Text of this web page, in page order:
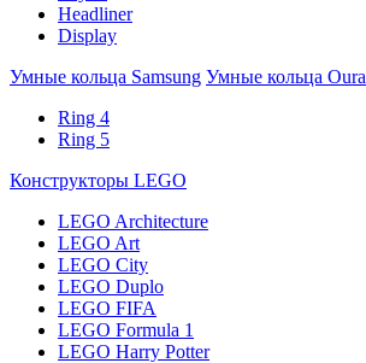
Headliner
Display
Умные кольца Samsung Умные кольца Oura
Ring 4
Ring 5
Конструкторы LEGO
LEGO Architecture
LEGO Art
LEGO City
LEGO Duplo
LEGO FIFA
LEGO Formula 1
LEGO Harry Potter